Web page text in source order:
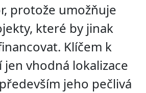
protože umožňuje
které by jinak
Klíčem k
vhodná lokalizace
jeho pečlivá